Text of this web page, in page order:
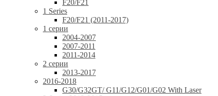
F20/F21
1 Series
F20/F21 (2011-2017)
1 серии
2004-2007
2007-2011
2011-2014
2 серии
2013-2017
2016-2018
G30/G32GT/ G11/G12/G01/G02 With Laser